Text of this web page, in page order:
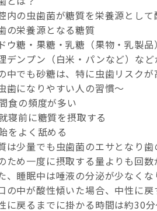
内の虫歯菌が糖質を栄養源とし
の栄養源となる糖質
ウ糖・果糖・乳糖（果物・乳製品）
デンプン（白米・パンなど）など
中でも砂糖は、特に虫歯リスク
歯になりやすい人の習慣〜
食の頻度が多い
寝前に糖質を摂取する
をよく舐める
は少量でも虫歯菌のエサとなり歯
ため一度に摂取する量よりも回数
、睡眠中は唾液の分泌が少なくな
の中が酸性傾いた場合、中性に戻
に戻るまでに掛かる時間は約30分